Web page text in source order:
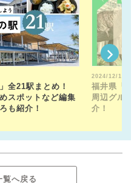
全21駅まとめ！
スポットなど編集
も紹介！
2024/12/13
福井県「福
周辺グル
介！
覧へ戻る